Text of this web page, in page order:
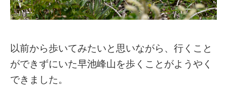
以前から歩いてみたいと思いながら、行くこと
ができずにいた早池峰山を歩くことがようやく
できました。